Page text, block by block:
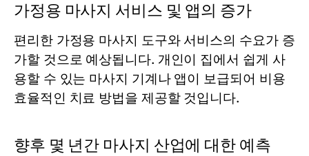
가정용 마사지 서비스 및 앱의 증가
편리한 가정용 마사지 도구와 서비스의 수요가 증
가할 것으로 예상됩니다. 개인이 집에서 쉽게 사
용할 수 있는 마사지 기계나 앱이 보급되어 비용
효율적인 치료 방법을 제공할 것입니다.
향후 몇 년간 마사지 산업에 대한 예측